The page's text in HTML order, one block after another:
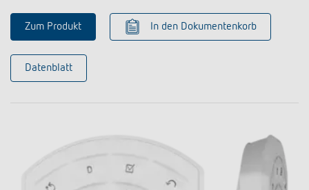
Zum Produkt In den Dokumentenkorb
Datenblatt